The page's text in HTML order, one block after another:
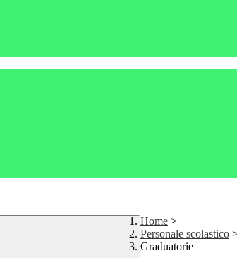
Home >
Personale scolastico
Graduatorie